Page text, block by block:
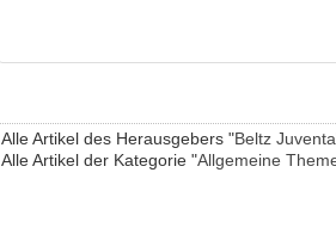
Alle Artikel des Herausgebers "Beltz Juventa
Alle Artikel der Kategorie "Allgemeine